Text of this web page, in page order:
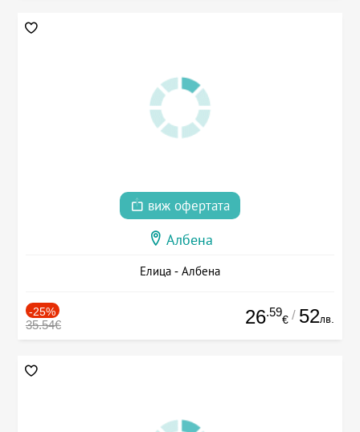
виж офертата
Албена
Елица - Албена
-25%
35.54€ 26.59
€ / 52лв.